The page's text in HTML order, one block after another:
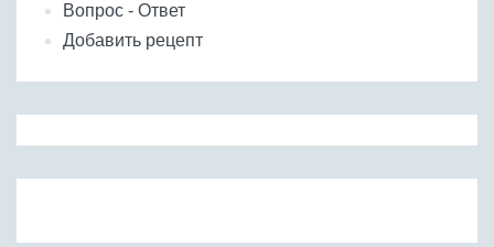
Вопрос - Ответ
Добавить рецепт